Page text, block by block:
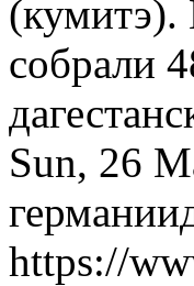
(кумитэ).
собрали
Sun, 26
германии
https://